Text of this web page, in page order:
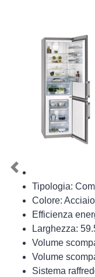
Tipologia:
Colore:
Efficienza
Larghezza:
Volume
Volume
Sistema
Previous